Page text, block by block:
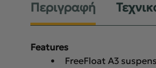
Περιγραφή
Features
FreeFloat A3